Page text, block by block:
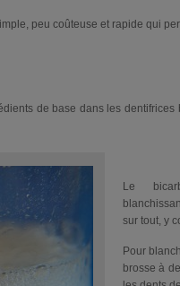
peu coûteuse et rapide qui
de base dans les dentifrices
Le
sur tout, y
Pour
brosse à